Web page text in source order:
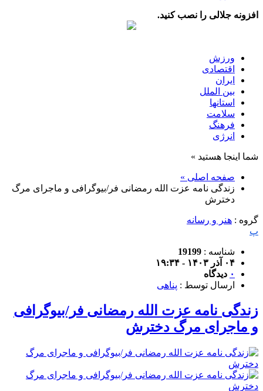
افزونه جلالی را نصب کنید.
ورزش
اقتصادی
ایران
بین الملل
استانها
سلامت
فرهنگ
انرژی
شما اینجا هستید »
صفحه اصلی »
زندگی نامه عزت الله رمضانی فر/بیوگرافی و ماجرای مرگ
دخترش
گروه : هنر و رسانه
پ
شناسه : 19199
۰۴ آذر ۱۴۰۳ - ۱۹:۳۴
۰ دیدگاه
ارسال توسط : پناهی
زندگی نامه عزت الله رمضانی فر/بیوگرافی
و ماجرای مرگ دخترش